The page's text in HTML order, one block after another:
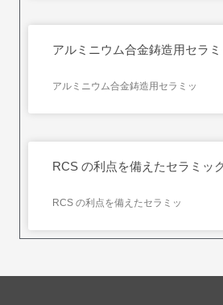
アルミニウム合金鋳造用セラ
アルミニウム合金鋳造用セラミッ
RCS の利点を備えたセラミッ
RCS の利点を備えたセラミッ